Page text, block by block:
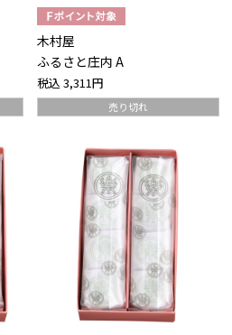
木村屋
ふるさと庄内 A
税込 3,311円
売り切れ